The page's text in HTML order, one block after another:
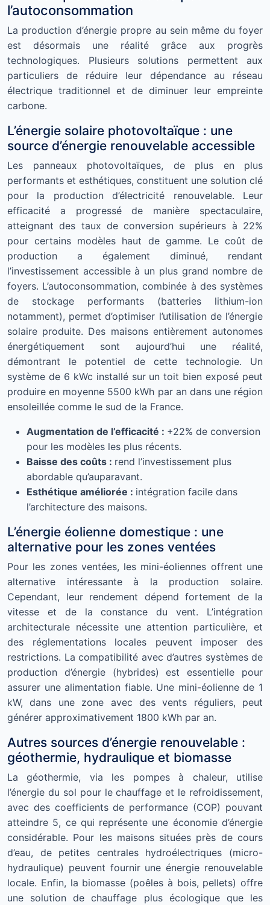
l’autoconsommation
La production d’énergie propre au sein même du foyer
est désormais une réalité grâce aux progrès
technologiques. Plusieurs solutions permettent aux
particuliers de réduire leur dépendance au réseau
électrique traditionnel et de diminuer leur empreinte
carbone.
L’énergie solaire photovoltaïque : une
source d’énergie renouvelable accessible
Les panneaux photovoltaïques, de plus en plus
performants et esthétiques, constituent une solution clé
pour la production d’électricité renouvelable. Leur
efficacité a progressé de manière spectaculaire,
atteignant des taux de conversion supérieurs à 22%
pour certains modèles haut de gamme. Le coût de
production a également diminué, rendant
l’investissement accessible à un plus grand nombre de
foyers. L’autoconsommation, combinée à des systèmes
de stockage performants (batteries lithium-ion
notamment), permet d’optimiser l’utilisation de l’énergie
solaire produite. Des maisons entièrement autonomes
énergétiquement sont aujourd’hui une réalité,
démontrant le potentiel de cette technologie. Un
système de 6 kWc installé sur un toit bien exposé peut
produire en moyenne 5500 kWh par an dans une région
ensoleillée comme le sud de la France.
Augmentation de l’efficacité : +22% de conversion
pour les modèles les plus récents.
Baisse des coûts : rend l’investissement plus
abordable qu’auparavant.
Esthétique améliorée : intégration facile dans
l’architecture des maisons.
L’énergie éolienne domestique : une
alternative pour les zones ventées
Pour les zones ventées, les mini-éoliennes offrent une
alternative intéressante à la production solaire.
Cependant, leur rendement dépend fortement de la
vitesse et de la constance du vent. L’intégration
architecturale nécessite une attention particulière, et
des réglementations locales peuvent imposer des
restrictions. La compatibilité avec d’autres systèmes de
production d’énergie (hybrides) est essentielle pour
assurer une alimentation fiable. Une mini-éolienne de 1
kW, dans une zone avec des vents réguliers, peut
générer approximativement 1800 kWh par an.
Autres sources d’énergie renouvelable :
géothermie, hydraulique et biomasse
La géothermie, via les pompes à chaleur, utilise
l’énergie du sol pour le chauffage et le refroidissement,
avec des coefficients de performance (COP) pouvant
atteindre 5, ce qui représente une économie d’énergie
considérable. Pour les maisons situées près de cours
d’eau, de petites centrales hydroélectriques (micro-
hydraulique) peuvent fournir une énergie renouvelable
locale. Enfin, la biomasse (poêles à bois, pellets) offre
une solution de chauffage plus écologique que les